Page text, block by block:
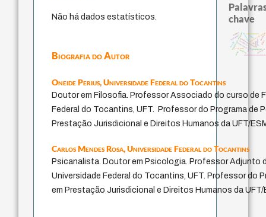
Não há dados estatísticos.
Biografia do Autor
Oneide Perius,Universidade Federal do Tocantins
Doutor em Filosofia. Professor Associado do curso de
Federal do Tocantins, UFT. Professor do Programa de
Prestação Jurisdicional e Direitos Humanos da UFT/
Carlos Mendes Rosa,Universidade Federal do Tocantins
Psicanalista. Doutor em Psicologia. Professor Adjunto
Universidade Federal do Tocantins, UFT. Professor do
em Prestação Jurisdicional e Direitos Humanos da UFT/
chave
fundamentalismo
jacobiprotágoras
experiência temporal metafísica do tempo
género
idade
intolerância
j.c.m. neto
palavra
perdón leyes
violencia
guayaquil
logos
pedagogia
lei
multidimensionalidade
acquaintance
desejo
sacrifício
bataille
mind
therapy